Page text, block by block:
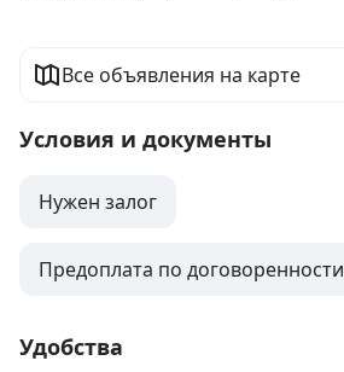
Все объявления на карте
Условия и документы
Нужен залог
Предоплата по договоренности
Удобства